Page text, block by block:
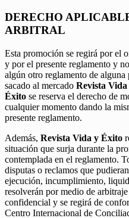
DERECHO
ARBITRAL
Esta promoción se regirá por el
y por el presente reglamento y
algún otro reglamento de
sacado al mercado Revista
Éxito se reserva el derecho de
cualquier momento dando la
presente reglamento.
Además, Revista Vida y Éxito
situación que surja durante la
contemplada en el reglamento.
disputas o reclamos que
ejecución, incumplimiento,
resolverán por medio de
confidencial y se regirá de
Centro Internacional de